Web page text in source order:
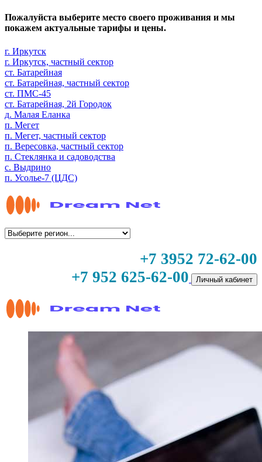
Пожалуйста выберите место своего проживания и мы
покажем актуальные тарифы и цены.
г. Иркутск
г. Иркутск, частный сектор
ст. Батарейная
ст. Батарейная, частный сектор
ст. ПМС-45
ст. Батарейная, 2й Городок
д. Малая Еланка
п. Мегет
п. Мегет, частный сектор
п. Вересовка, частный сектор
п. Стеклянка и садоводства
с. Выдрино
п. Усолье-7 (ЦДС)
+7 3952 72-62-00
+7 952 625-62-00
Личный кабинет